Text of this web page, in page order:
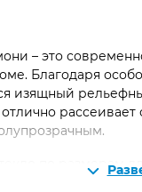
– это
Благодаря
изящный
по размерам
до оформления